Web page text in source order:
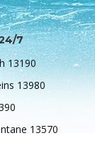
7
13190
13980
13570